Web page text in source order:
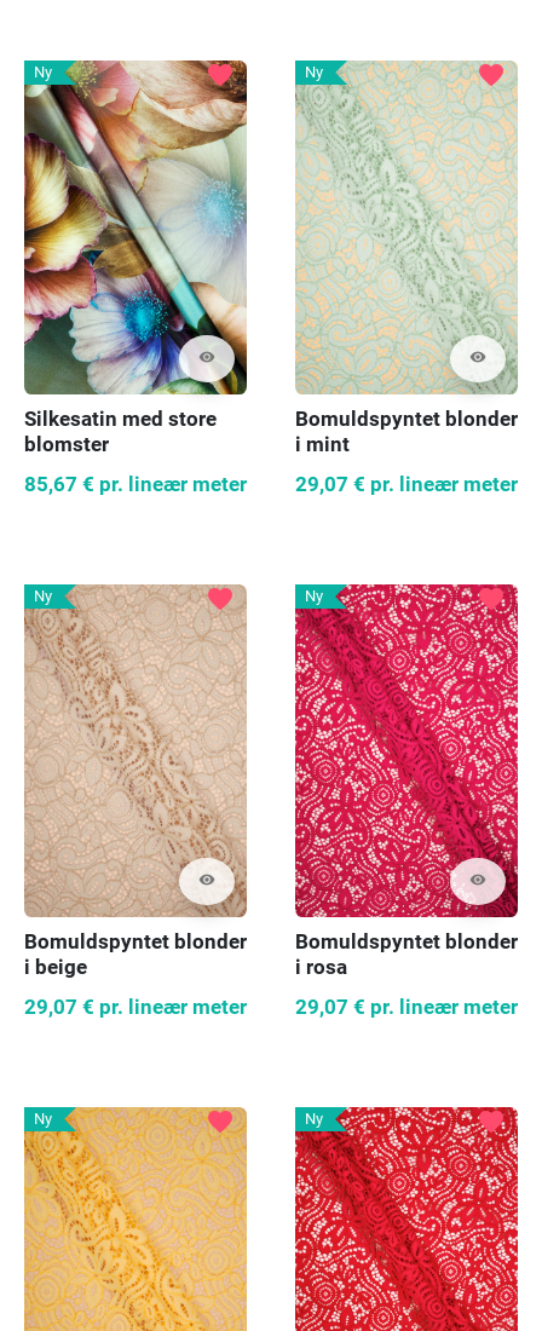
Ny
visibility
favorite
Silkesatin med store
blomster
85,67 € pr. lineær meter
Ny
visibility
favorite
Bomuldspyntet blonder
i mint
29,07 € pr. lineær meter
Ny
visibility
favorite
Bomuldspyntet blonder
i beige
29,07 € pr. lineær meter
Ny
visibility
favorite
Bomuldspyntet blonder
i rosa
29,07 € pr. lineær meter
Ny favorite Ny favorite